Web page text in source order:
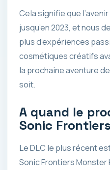
Cela signifie que
jusqu’en 2023, et nous
plus d’expériences
cosmétiques créatifs
la prochaine aventure
soit.
A quand le
Sonic
Le DLC le plus récent
Sonic Frontiers Monster